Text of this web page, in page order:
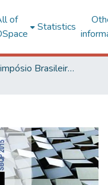
of
Statistics
SBQP - Simpósio Brasileiro de Qualidade do Projeto no Ambiente Construído